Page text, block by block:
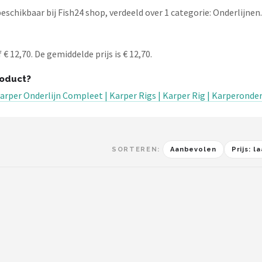
bij Fish24 shop, verdeeld over 1 categorie: Onderlijnen.
De gemiddelde prijs is € 12,70.
Onderlijn Compleet | Karper Rigs | Karper Rig |
SORTEREN: Aanbevolen Prijs: